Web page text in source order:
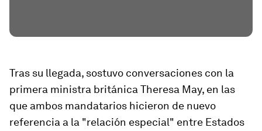
Tras su llegada, sostuvo conversaciones con la
primera ministra británica Theresa May, en las
que ambos mandatarios hicieron de nuevo
referencia a la "relación especial" entre Estados